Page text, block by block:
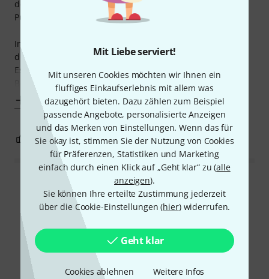
Mit Liebe serviert!
Mit unseren Cookies möchten wir Ihnen ein
fluffiges Einkaufserlebnis mit allem was
dazugehört bieten. Dazu zählen zum Beispiel
passende Angebote, personalisierte Anzeigen
und das Merken von Einstellungen. Wenn das für
Sie okay ist, stimmen Sie der Nutzung von Cookies
für Präferenzen, Statistiken und Marketing
einfach durch einen Klick auf „Geht klar“ zu (alle
anzeigen).
Sie können Ihre erteilte Zustimmung jederzeit
über die Cookie-Einstellungen (hier) widerrufen.
Geht klar
Cookies ablehnen Weitere Infos
den Maßen ja klar war, aber somit ist noch platz für mein
Pult und weitere Sachen.
In der Höhe und Länge passt es perfekt und rutsch oder
drückt nicht!
Es wirkt Stabil und robust! Da kann man auch mal ohne
Bedenken mit 2-3 Bier den
Mehr anzeigen
1 BEWERTUNG MELDEN
Alle Bewertungen lesen
Schon gewusst?
Alle Ratgeber